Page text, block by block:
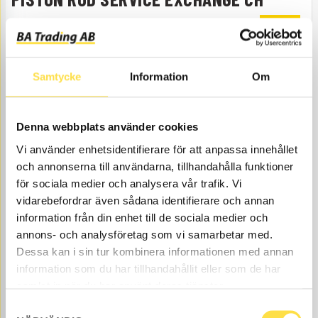
Samtycke Information Om
Denna webbplats använder cookies
Vi använder enhetsidentifierare för att anpassa innehållet
och annonserna till användarna, tillhandahålla funktioner
för sociala medier och analysera vår trafik. Vi
vidarebefordrar även sådana identifierare och annan
information från din enhet till de sociala medier och
annons- och analysföretag som vi samarbetar med.
Dessa kan i sin tur kombinera informationen med annan
information som du har tillhandahållit eller som de har
50%
51790-
CH509B Item no.
Price, VAT excl.
Discount as %
50.00
NEEDED